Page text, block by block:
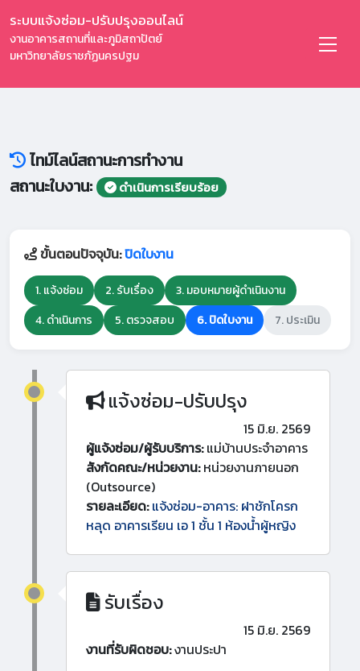
ระบบแจ้งซ่อม-ปรับปรุงออนไลน์
งานอาคารสถานที่และภูมิสถาปัตย์
มหาวิทยาลัยราชภัฏนครปฐม
ไทม์ไลน์สถานะการทำงาน
สถานะใบงาน:
ดำเนินการเรียบร้อย
ขั้นตอนปัจจุบัน:ปิดใบงาน
1. แจ้งซ่อม 2. รับเรื่อง
3. มอบหมายผู้ดำเนินงาน
4. ดำเนินการ
5. ตรวจสอบ 6. ปิดใบงาน 7. ประเมิน
แจ้งซ่อม-ปรับปรุง
15 มิ.ย. 2569
ผู้แจ้งซ่อม/ผู้รับบริการ:แม่บ้านประจำอาคาร
สังกัดคณะ/หน่วยงาน:หน่วยงานภายนอก
(Outsource)
รายละเอียด: แจ้งซ่อม-อาคาร: ฝาชักโครก
หลุด อาคารเรียน เอ 1 ชั้น 1 ห้องน้ำผู้หญิง
รับเรื่อง
15 มิ.ย. 2569
งานที่รับผิดชอบ:งานประปา